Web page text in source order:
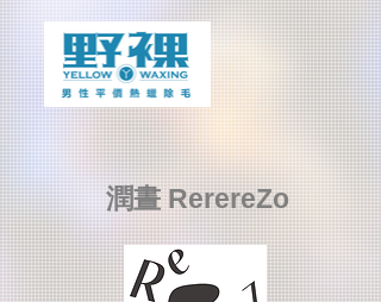
潤晝 RerereZo